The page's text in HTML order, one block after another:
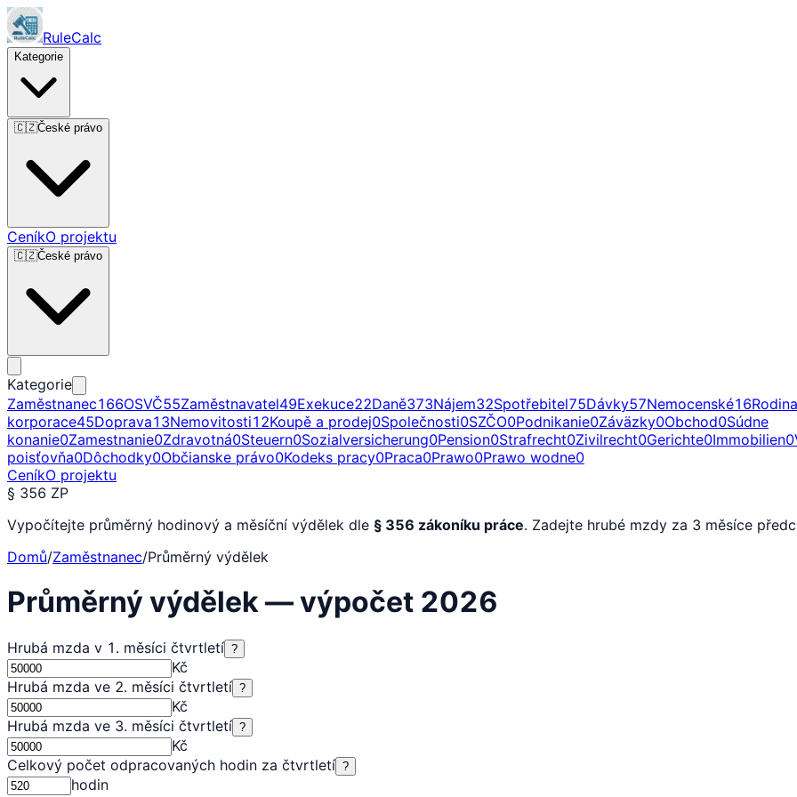
RuleCalc
Kategorie
🇨🇿České právo
CeníkO projektu
🇨🇿České právo
Kategorie
Zaměstnanec166OSVČ55Zaměstnavatel49Exekuce22Daně373Nájem32Spotřebitel75Dávky57Nemocenské16Rodina
korporace45Doprava13Nemovitosti12Koupě a prodej0Společnosti0SZČO0Podnikanie0Záväzky0Obchod0Súdne
konanie0Zamestnanie0Zdravotná0Steuern0Sozialversicherung0Pension0Strafrecht0Zivilrecht0Gerichte0Immobilien0
poisťovňa0Dôchodky0Občianske právo0Kodeks pracy0Praca0Prawo0Prawo wodne0
CeníkO projektu
§ 356 ZP
Vypočítejte průměrný hodinový a měsíční výdělek dle § 356 zákoníku práce. Zadejte hrubé mzdy za 3 měsíce
Domů/Zaměstnanec/Průměrný výdělek
Průměrný výdělek — výpočet 2026
Hrubá mzda v 1. měsíci čtvrtletí ?
Kč
Hrubá mzda ve 2. měsíci čtvrtletí ?
Kč
Hrubá mzda ve 3. měsíci čtvrtletí ?
Kč
Celkový počet odpracovaných hodin za čtvrtletí ?
hodin